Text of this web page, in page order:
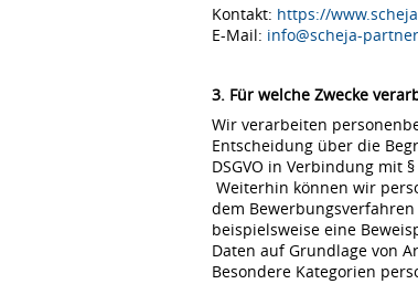
Kontakt: https://
E-Mail: info@scheja-
3. Für welche Zwecke
Wir verarbeiten
Entscheidung über die
DSGVO in Verbindung mit §
Weiterhin können wir
dem
beispielsweise eine
Daten auf Grundlage von
Besondere Kategorien